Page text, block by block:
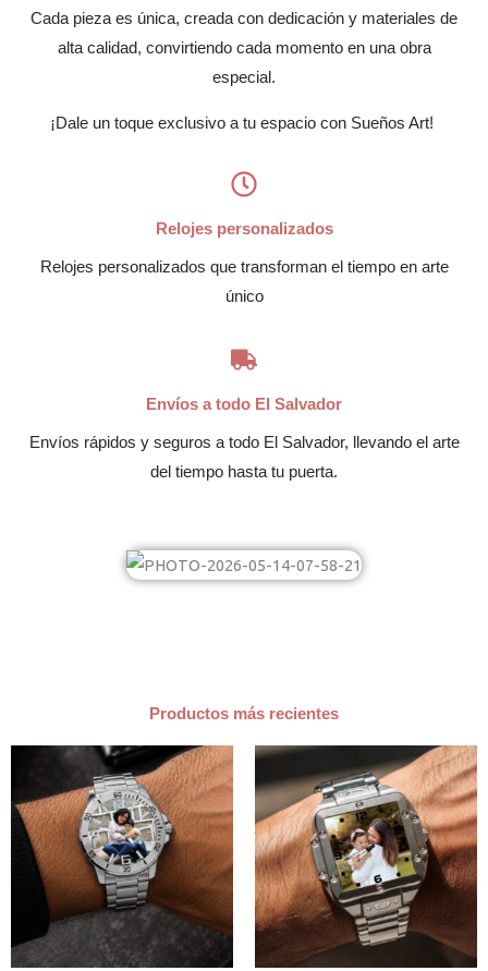
Cada pieza es única, creada con dedicación y materiales de
alta calidad, convirtiendo cada momento en una obra
especial.
¡Dale un toque exclusivo a tu espacio con Sueños Art!
Relojes personalizados
Relojes personalizados que transforman el tiempo en arte
único
Envíos a todo El Salvador
Envíos rápidos y seguros a todo El Salvador, llevando el arte
del tiempo hasta tu puerta.
Productos más recientes